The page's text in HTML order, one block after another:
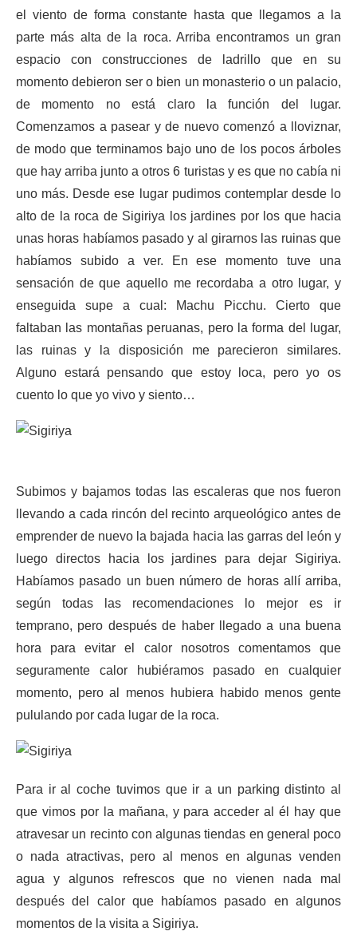
el viento de forma constante hasta que llegamos a la
parte más alta de la roca. Arriba encontramos un gran
espacio con construcciones de ladrillo que en su
momento debieron ser o bien un monasterio o un palacio,
de momento no está claro la función del lugar.
Comenzamos a pasear y de nuevo comenzó a lloviznar,
de modo que terminamos bajo uno de los pocos árboles
que hay arriba junto a otros 6 turistas y es que no cabía ni
uno más. Desde ese lugar pudimos contemplar desde lo
alto de la roca de Sigiriya los jardines por los que hacia
unas horas habíamos pasado y al girarnos las ruinas que
habíamos subido a ver. En ese momento tuve una
sensación de que aquello me recordaba a otro lugar, y
enseguida supe a cual: Machu Picchu. Cierto que
faltaban las montañas peruanas, pero la forma del lugar,
las ruinas y la disposición me parecieron similares.
Alguno estará pensando que estoy loca, pero yo os
cuento lo que yo vivo y siento…
Subimos y bajamos todas las escaleras que nos fueron
llevando a cada rincón del recinto arqueológico antes de
emprender de nuevo la bajada hacia las garras del león y
luego directos hacia los jardines para dejar Sigiriya.
Habíamos pasado un buen número de horas allí arriba,
según todas las recomendaciones lo mejor es ir
temprano, pero después de haber llegado a una buena
hora para evitar el calor nosotros comentamos que
seguramente calor hubiéramos pasado en cualquier
momento, pero al menos hubiera habido menos gente
pululando por cada lugar de la roca.
Para ir al coche tuvimos que ir a un parking distinto al
que vimos por la mañana, y para acceder al él hay que
atravesar un recinto con algunas tiendas en general poco
o nada atractivas, pero al menos en algunas venden
agua y algunos refrescos que no vienen nada mal
después del calor que habíamos pasado en algunos
momentos de la visita a Sigiriya.